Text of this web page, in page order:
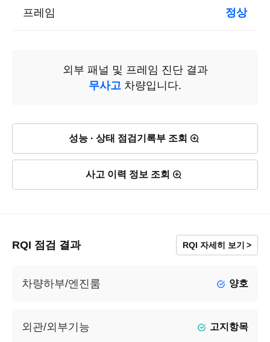
프레임 정상
외부 패널 및 프레임 진단 결과
무사고 차량입니다.
성능 · 상태 점검기록부 조회
사고 이력 정보 조회
RQI 점검 결과 RQI 자세히 보기
차량하부/엔진룸 양호
외관/외부기능 고지항목